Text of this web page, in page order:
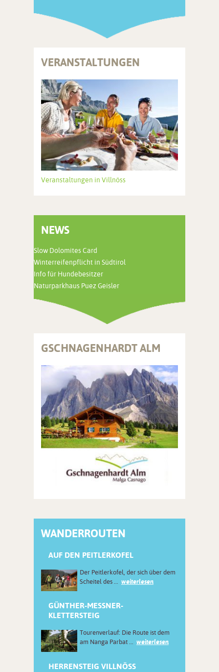
VERANSTALTUNGEN
Veranstaltungen in Villnöss
NEWS
Slow Dolomites Card
Winterreifenpflicht in Südtirol
Info für Hundebesitzer
Naturparkhaus Puez Geisler
GSCHNAGENHARDT ALM
WANDERROUTEN
AUF DEN PEITLERKOFEL
Der Peitlerkofel, der sich über dem
Scheitel des ...
weiterlesen
GÜNTHER-MESSNER-
KLETTERSTEIG
Tourenverlauf: Die Route ist dem
am Nanga Parbat ... weiterlesen
HERRENSTEIG VILLNÖSS